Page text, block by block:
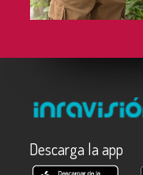
Descarga la app